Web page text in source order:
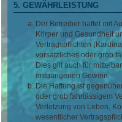
5. GEWÄHRLEISTUNG
Der Betreiber haftet mit
Körper und Gesundheit
Vertragspflichten
vorsätzliches oder grob
Dies gilt auch für
entgangenen Gewinn.
Die Haftung ist
oder grob fahrlässigem
Verletzung von Leben,
wesentlicher